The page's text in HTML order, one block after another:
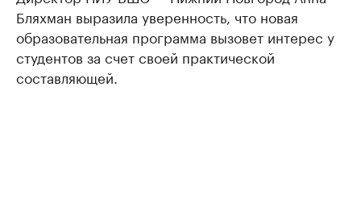
Бляхман выразила уверенность, что новая
образовательная программа вызовет интерес у
студентов за счет своей практической
составляющей.